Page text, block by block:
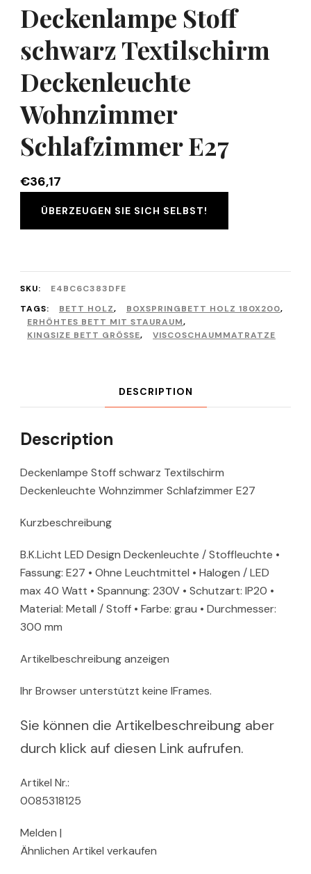
Deckenlampe Stoff
schwarz Textilschirm
Deckenleuchte
Wohnzimmer
Schlafzimmer E27
€36,17
ÜBERZEUGEN SIE SICH SELBST!
SKU:
E4BC6C383DFE
TAGS:
BETT HOLZ, BOXSPRINGBETT HOLZ 180X200,
ERHÖHTES BETT MIT STAURAUM,
KINGSIZE BETT GRÖSSE , VISCOSCHAUMMATRATZE
DESCRIPTION
Description
Deckenlampe Stoff schwarz Textilschirm
Deckenleuchte Wohnzimmer Schlafzimmer E27
Kurzbeschreibung
B.K.Licht LED Design Deckenleuchte / Stoffleuchte •
Fassung: E27 • Ohne Leuchtmittel • Halogen / LED
max 40 Watt • Spannung: 230V • Schutzart: IP20 •
Material: Metall / Stoff • Farbe: grau • Durchmesser:
300 mm
Artikelbeschreibung anzeigen
Ihr Browser unterstützt keine IFrames.
Sie können die Artikelbeschreibung aber
durch klick auf diesen Link aufrufen.
Artikel Nr.:
0085318125
Melden |
Ähnlichen Artikel verkaufen